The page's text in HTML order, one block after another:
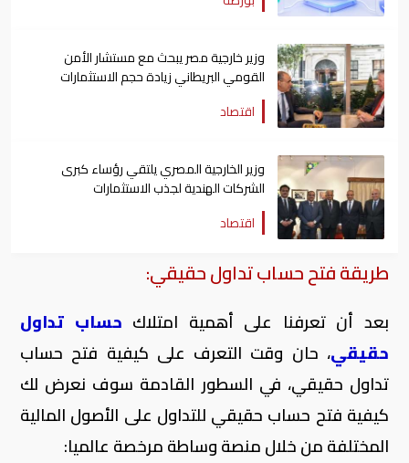
وزير خارجية مصر يبحث مع مستشار الأمن
القومي البريطاني زيادة حجم الاستثمارات
اقتصاد
وزير الخارجية المصري يلتقي رؤساء كبرى
الشركات الهندية لجذب الاستثمارات
اقتصاد
طريقة فتح حساب تداول حقيقي:
بعد أن تعرفنا على أهمية امتلاك حساب تداول
حقيقي، حان وقت التعرف على كيفية فتح حساب
تداول حقيقي، في السطور القادمة سوف نعرض لك
كيفية فتح حساب حقيقي للتداول على الأصول المالية
المختلفة من خلال منصة وساطة مرخصة عالميا: